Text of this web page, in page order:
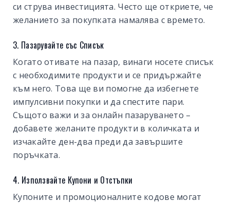
си струва инвестицията. Често ще откриете, че
желанието за покупката намалява с времето.
3. Пазарувайте със Списък
Когато отивате на пазар, винаги носете списък
с необходимите продукти и се придържайте
към него. Това ще ви помогне да избегнете
импулсивни покупки и да спестите пари.
Същото важи и за онлайн пазаруването –
добавете желаните продукти в количката и
изчакайте ден-два преди да завършите
поръчката.
4. Използвайте Купони и Отстъпки
Купоните и промоционалните кодове могат